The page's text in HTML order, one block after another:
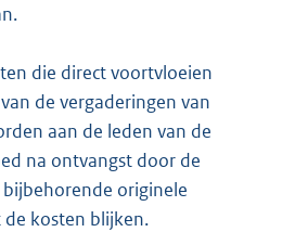
die direct voortvloeien
de vergaderingen van
aan de leden van de
na ontvangst door de
bijbehorende originele
kosten blijken.